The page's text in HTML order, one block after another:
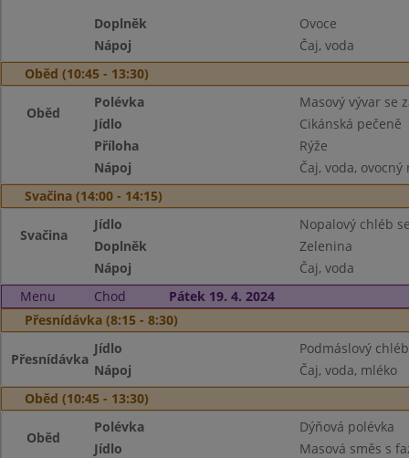
Doplněk
Ovoce
Nápoj
Čaj, voda
Oběd (10:45 - 13:30)
Oběd
Polévka
Masový vývar se
Jídlo
Cikánská pečeně
Příloha
Rýže
Nápoj
Čaj, voda, ovocný
Svačina (14:00 - 14:15)
Svačina
Jídlo
Nopalový chléb
Doplněk
Zelenina
Nápoj
Čaj, voda
Menu
Chod
Pátek 19. 4. 2024
Přesnídávka (8:15 - 8:30)
Přesnídávka
Jídlo
Podmáslový
Nápoj
Čaj, voda, mléko
Oběd (10:45 - 13:30)
Oběd
Polévka
Dýňová polévka
Jídlo
Masová směs s